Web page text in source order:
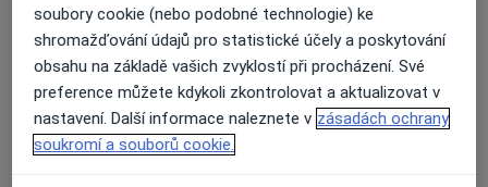
Přiblížit mapuse otevře v nové záložce
Dostupnost
Na této adrese online kalendář není aktivní
Co mám v takové situaci udělat?
soubory cookie (nebo podobné technologie) ke
shromažďování údajů pro statistické účely a poskytování
obsahu na základě vašich zvyklostí při procházení. Své
preference můžete kdykoli zkontrolovat a aktualizovat v
nastavení. Další informace naleznete v zásadách ochrany
soukromí a souborů cookie.